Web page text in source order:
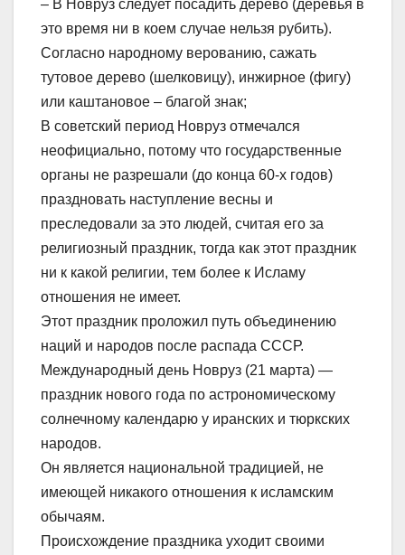
– В Новруз следует посадить дерево (деревья в
это время ни в коем случае нельзя рубить).
Согласно народному верованию, сажать
тутовое дерево (шелковицу), инжирное (фигу)
или каштановое – благой знак;
В советский период Новруз отмечался
неофициально, потому что государственные
органы не разрешали (до конца 60-х годов)
праздновать наступление весны и
преследовали за это людей, считая его за
религиозный праздник, тогда как этот праздник
ни к какой религии, тем более к Исламу
отношения не имеет.
Этот праздник проложил путь объединению
наций и народов после распада СССР.
Международный день Новруз (21 марта) —
праздник нового года по астрономическому
солнечному календарю у иранских и тюркских
народов.
Он является национальной традицией, не
имеющей никакого отношения к исламским
обычаям.
Происхождение праздника уходит своими